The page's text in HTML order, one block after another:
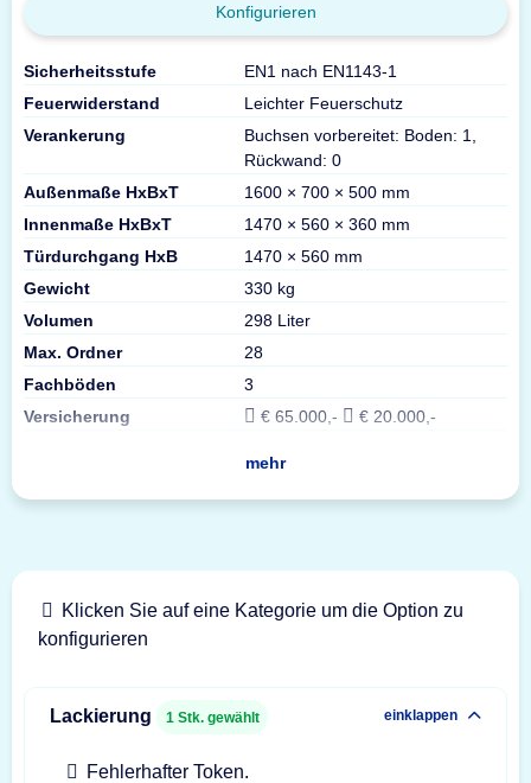
Konfigurieren
Sicherheitsstufe
EN1 nach EN1143-1
Feuerwiderstand
Leichter Feuerschutz
Verankerung
Buchsen vorbereitet: Boden: 1,
Rückwand: 0
Außenmaße HxBxT
1600 × 700 × 500 mm
Innenmaße HxBxT
1470 × 560 × 360 mm
Türdurchgang HxB
1470 × 560 mm
Gewicht
330 kg
Volumen
298 Liter
Max. Ordner
28
Fachböden
3
Versicherung
€ 65.000,- € 20.000,-
mehr
Klicken Sie auf eine Kategorie um die Option zu
konfigurieren
Lackierung 1 Stk. gewählt einklappen
Fehlerhafter Token.